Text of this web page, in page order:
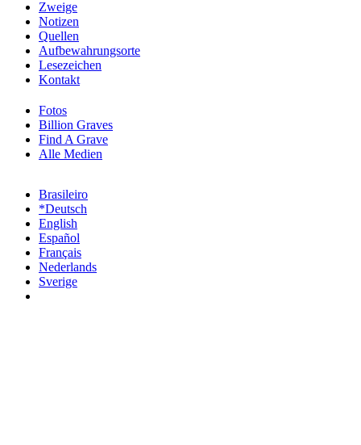
Fotos
Billion Graves
Find A Grave
Alle Medien
Zweige
Notizen
Quellen
Aufbewahrungsorte
Lesezeichen
Kontakt
Brasileiro
*Deutsch
English
Español
Français
Nederlands
Sverige